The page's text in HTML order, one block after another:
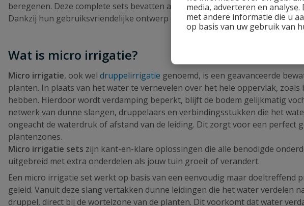
media, adverteren en
met andere informatie die u
op basis van uw gebruik van
beregenen. Deze complete sets bevatten alles wat je nodig hebt om jouw
Dankzij hun gebruiksvriendelijke ontwerp en slimme waterverdeling
Wat is micro irrigatie?
Micro irrigatie, ook wel druppelirrigatie genoemd, is een geavanceerde
planten. In plaats van het water te vernevelen over het hele oppervlak,
hebben. Hierdoor wordt verdamping beperkt, blijft de bodem gelijkmatig
netwerk van dunne slangen, druppelaars en verbindingsstukken die het
ongeacht de waterdruk of afstand van de leiding. Dit zorgt voor een
plantenzones.
Micro irrigatie sets zijn kant-en-klare oplossingen die alle benodigde
uitgebreid met extra onderdelen als jouw tuin groeit of verandert.
Een micro irrigatie set werkt op basis van een eenvoudig maar doeltreffend
geleid. Vanuit deze slang vertakken dunne leidingen die het water
druppel, direct bij de wortelzone van de planten. Dit voorkomt dat water